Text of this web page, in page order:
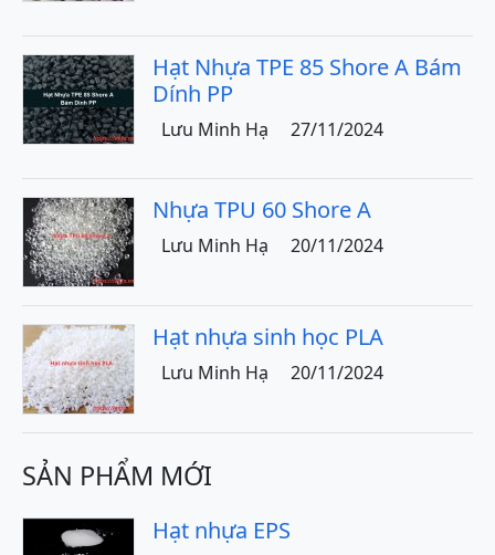
Hạt Nhựa TPE 85 Shore A Bám
Dính PP
Lưu Minh Hạ 27/11/2024
Nhựa TPU 60 Shore A
Lưu Minh Hạ 20/11/2024
Hạt nhựa sinh học PLA
Lưu Minh Hạ 20/11/2024
SẢN PHẨM MỚI
Hạt nhựa EPS